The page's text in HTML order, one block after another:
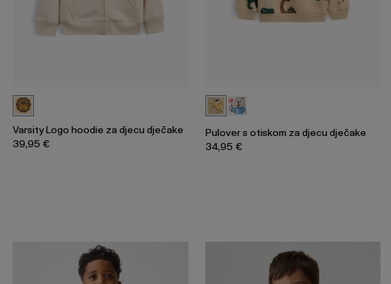
Varsity Logo hoodie za djecu dječake
39,95 €
Pulover s otiskom za djecu dječake
34,95 €